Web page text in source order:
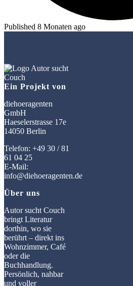
Published 8 Monaten ago
Ein Projekt von
diehoeragenten
GmbH
Haeselerstrasse 17e
14050 Berlin
Telefon: +49 30 / 81
61 04 25
E-Mail:
info@diehoeragenten.de
Über uns
Autor sucht Couch
bringt Literatur
dorthin, wo sie
berührt – direkt ins
Wohnzimmer, Café
oder die
Buchhandlung.
Persönlich, nahbar
und voller